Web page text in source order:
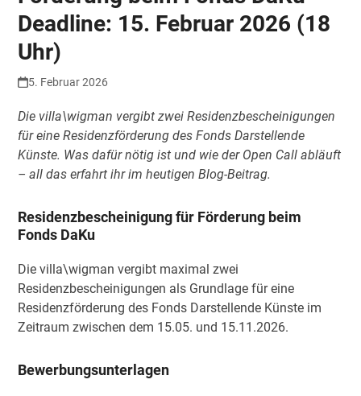
Deadline: 15. Februar 2026 (18
Uhr)
5. Februar 2026
Die villa\wigman vergibt zwei Residenzbescheinigungen
für eine Residenzförderung des Fonds Darstellende
Künste. Was dafür nötig ist und wie der Open Call abläuft
– all das erfahrt ihr im heutigen Blog-Beitrag.
Residenzbescheinigung für Förderung beim
Fonds DaKu
Die villa\wigman vergibt maximal zwei
Residenzbescheinigungen als Grundlage für eine
Residenzförderung des Fonds Darstellende Künste im
Zeitraum zwischen dem 15.05. und 15.11.2026.
Bewerbungsunterlagen